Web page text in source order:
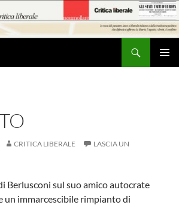
CRITICA LIBERALE
LASCIA UN
Berlusconi sul suo amico autocrate
un immarcescibile rimpianto di